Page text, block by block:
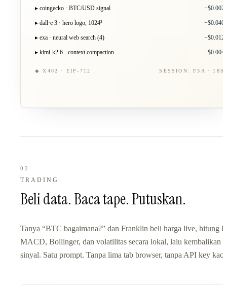
▸ coingecko · BTC/USD signal −$0.002
▸ dall·e 3 · hero logo, 1024² −$0.040
▸ exa · neural web search (4) −$0.012
▸ kimi-k2.6 · context compaction −$0.004
◆ X402 · EIP-712 SESSION: F3A · 18S
02
TRADING
Beli data. Baca tape. Putuskan.
Tanya “BTC bagaimana?” dan Franklin beli harga live, hitung
MACD, Bollinger, dan volatilitas secara lokal, lalu kembalikan
sinyal. Satu prompt. Tanpa lima tab browser, tanpa API key